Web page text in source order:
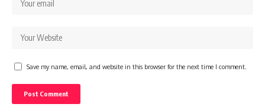
Save my name, email, and website in this browser for the next time I comment.